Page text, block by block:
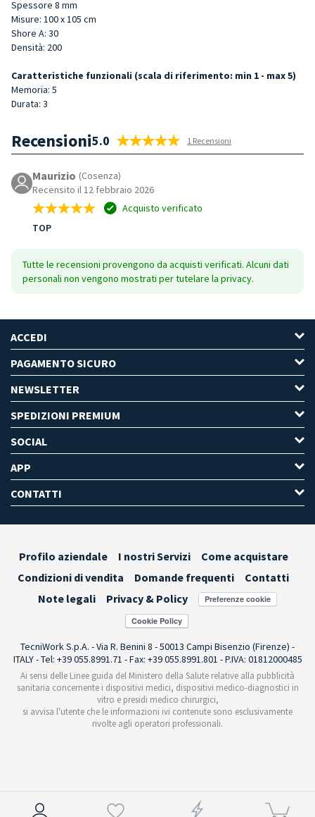
Spessore 8 mm
Misure: 100 x 105 cm
Shore A: 30
Densità: 200
Caratteristiche funzionali (scala di riferimento: min 1 - max 5)
Memoria: 5
Durata: 3
Recensioni5.0 1 Recensioni
Maurizio (Cosenza)
Recensito il 12 febbraio 2026
Acquisto verificato
TOP
Tutte le recensioni provengono da acquisti verificati. Alcuni dati
personali non vengono mostrati per tutelare la privacy.
ACCEDI
PAGAMENTO SICURO
NEWSLETTER
SPEDIZIONI PREMIUM
SOCIAL
APP
CONTATTI
Profilo aziendale I nostri Servizi
Come acquistare
Condizioni di vendita
Domande frequenti
Contatti
Note legali
Privacy & Policy Preferenze cookie
TecniWork S.p.A. - Via R. Benini 8 - 50013 Campi Bisenzio (Firenze) -
ITALY - Tel: +39 055.8991.71 - Fax: +39 055.8991.801 - P.IVA: 01812000485
Ai sensi delle Linee guida del Ministero della Salute relative alla pubblicità
sanitaria concernente i dispositivi medici, dispositivi medico-diagnostici in
vitro e presidi medico chirurgici,
si avvisa l'utente che le informazioni ivi contenute sono esclusivamente
rivolte agli operatori professionali.